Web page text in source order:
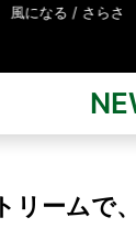
らさ
リームで